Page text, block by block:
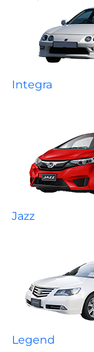
Integra
Jazz
Legend